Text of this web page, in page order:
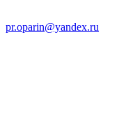
pr.oparin@yandex.ru